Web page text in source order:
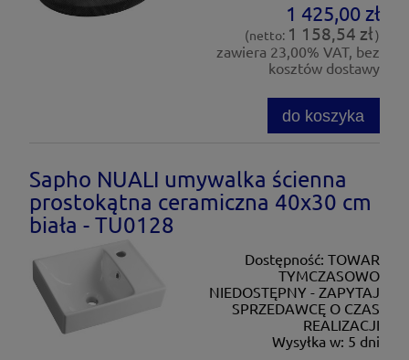
1 425,00 zł
(netto: 1 158,54 zł)
zawiera 23,00% VAT, bez
kosztów dostawy
do koszyka
Sapho NUALI umywalka ścienna
prostokątna ceramiczna 40x30 cm
biała - TU0128
Dostępność: TOWAR
TYMCZASOWO
NIEDOSTĘPNY - ZAPYTAJ
SPRZEDAWCĘ O CZAS
REALIZACJI
Wysyłka w: 5 dni